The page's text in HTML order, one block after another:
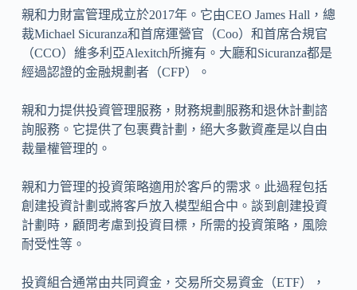
親和力財富管理成立於2017年。它由CEO James Hall，總
裁Michael Sicuranza和首席運營官（Coo）和首席合規官
（CCO）維多利亞Alexitch所擁有。大廳和Sicuranza都是
經過認證的金融規劃者（CFP）。
親和力提供投資管理服務，財務規劃服務和退休計劃諮
詢服務。它提供了包裹費計劃，絕大多數資產是以自由
裁量權管理的。
親和力管理的投資策略適用於客戶的需求。此過程包括
創建投資計劃或將客戶放入模型組合中。談到創建投資
計劃時，顧問考慮到投資目標，所需的投資策略，風險
耐受性等。
投資組合通常由共同資金，交易所交易資金（ETF），